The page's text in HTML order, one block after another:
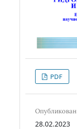
PDF
Опубликован
28.02.2023